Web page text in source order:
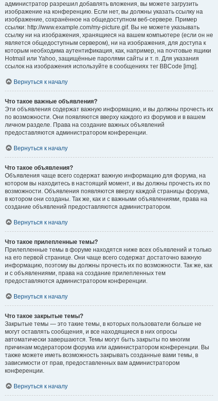
администратор разрешил добавлять вложения, вы можете загрузить
изображение на конференцию. Если нет, вы должны указать ссылку на
изображение, сохранённое на общедоступном веб-сервере. Пример
ссылки: http://www.example.com/my-picture.gif. Вы не можете указывать
ссылку ни на изображения, хранящиеся на вашем компьютере (если он не
является общедоступным сервером), ни на изображения, для доступа к
которым необходима аутентификация, как, например, на почтовые ящики
Hotmail или Yahoo, защищённые паролями сайты и т. п. Для указания
ссылок на изображения используйте в сообщениях тег BBCode [img].
Вернуться к началу
Что такое важные объявления?
Эти объявления содержат важную информацию, и вы должны прочесть их
по возможности. Они появляются вверху каждого из форумов и в вашем
личном разделе. Права на создание важных объявлений
предоставляются администратором конференции.
Вернуться к началу
Что такое объявления?
Объявления чаще всего содержат важную информацию для форума, на
котором вы находитесь в настоящий момент, и вы должны прочесть их по
возможности. Объявления появляются вверху каждой страницы форума,
в котором они созданы. Так же, как и с важными объявлениями, права на
создание объявлений предоставляются администратором.
Вернуться к началу
Что такое прилепленные темы?
Прилепленные темы в форуме находятся ниже всех объявлений и только
на его первой странице. Они чаще всего содержат достаточно важную
информацию, поэтому вы должны прочесть их по возможности. Так же, как
и с объявлениями, права на создание прилепленных тем
предоставляются администратором конференции.
Вернуться к началу
Что такое закрытые темы?
Закрытые темы — это такие темы, в которых пользователи больше не
могут оставлять сообщения, и все находящиеся в них опросы
автоматически завершаются. Темы могут быть закрыты по многим
причинам модератором форума или администратором конференции. Вы
также можете иметь возможность закрывать созданные вами темы, в
зависимости от прав, предоставленных вам администратором
конференции.
Вернуться к началу